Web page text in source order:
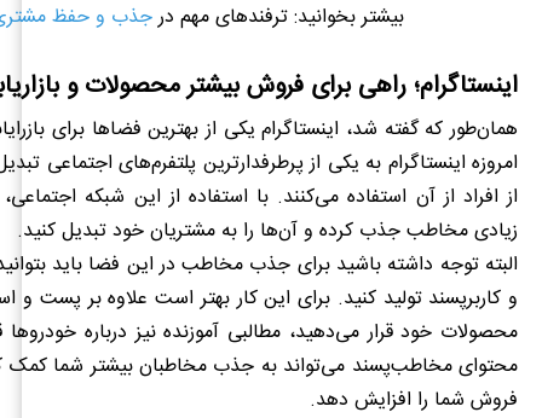
بیشتر بخوانید: ترفندهای مهم درجذب و حفظ
اینستاگرام؛ راهی برای فروش بیشتر محصولات و
همان‌طور که گفته شد، اینستاگرام یکی از بهترین فضاها برای
امروزه اینستاگرام به یکی از پرطرفدارترین پلتفرم‌های اجتماعی
از افراد از آن استفاده می‌کنند. با استفاده از این شبکه
زیادی مخاطب جذب کرده و آن‌‌ها را به مشتریان خود تبدیل کنید.
البته توجه داشته باشید برای جذب مخاطب در این فضا باید
و کاربرپسند تولید کنید. برای این کار بهتر است علاوه بر پست و
محصولات خود قرار می‌دهید، مطالبی آموزنده نیز درباره خودروها
محتوای مخاطب‌پسند می‌تواند به جذب مخاطبان بیشتر شما کمک
فروش شما را افزایش دهد.